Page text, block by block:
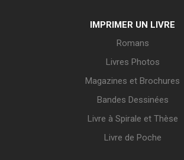
IMPRIMER UN LIVRE
Romans
Livres Photos
Magazines et Brochures
Bandes Dessinées
Livre à Spirale et Thèse
Livre de Poche